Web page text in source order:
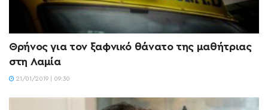
Θρήνος για τον ξαφνικό θάνατο της μαθήτριας
στη Λαμία
21/01/2019 | 09:30